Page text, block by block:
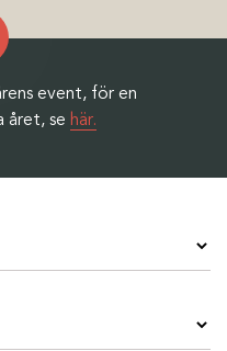
event, för en
året, se här.